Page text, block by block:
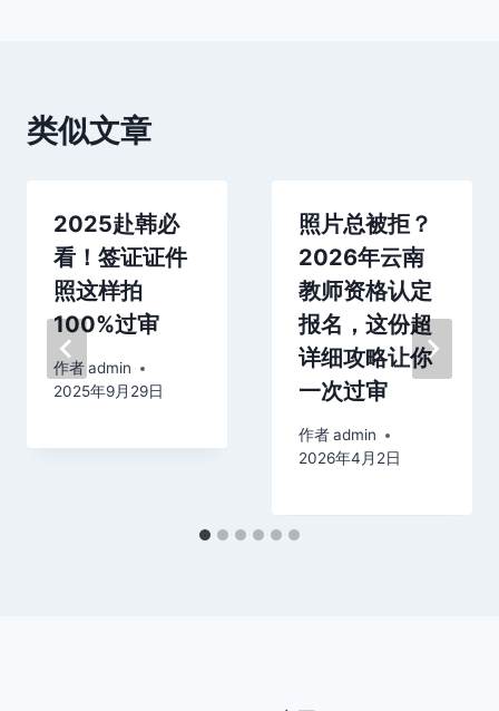
类似文章
2025赴韩必
看！签证证件
照这样拍
100%过审
作者admin
2025年9月29日
照片总被拒？
2026年云南
教师资格认定
报名，这份超
详细攻略让你
一次过审
作者admin
2026年4月2日